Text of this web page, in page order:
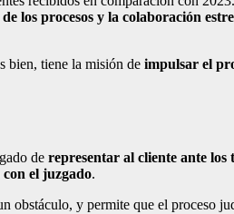
los procesos y la colaboración
bien, tiene la misión de impulsar el
de representar al cliente ante los
el juzgado.
obstáculo, y permite que el proceso